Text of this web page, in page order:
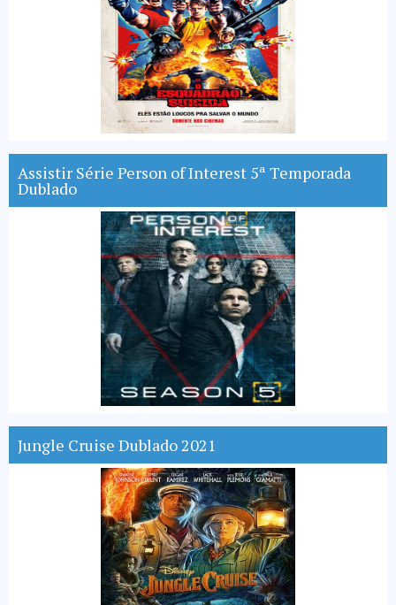
Assistir Série Person of Interest 5ª Temporada
Dublado
Jungle Cruise Dublado 2021